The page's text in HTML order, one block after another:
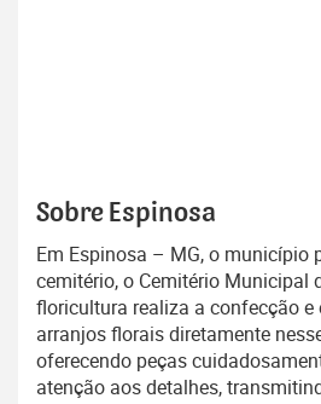
Sobre Espinosa
Em Espinosa – MG, o município
cemitério, o Cemitério Municipal
floricultura realiza a confecção e
arranjos florais diretamente
oferecendo peças
atenção aos detalhes,